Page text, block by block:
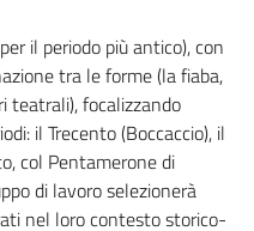
il periodo più antico), con
tra le forme (la fiaba,
teatrali), focalizzando
il Trecento (Boccaccio), il
col Pentamerone di
di lavoro selezionerà
nel loro contesto storico-